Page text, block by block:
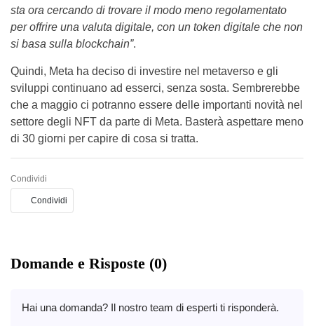
sta ora cercando di trovare il modo meno regolamentato
per offrire una valuta digitale, con un token digitale che non
si basa sulla blockchain”.
Quindi, Meta ha deciso di investire nel metaverso e gli
sviluppi continuano ad esserci, senza sosta. Sembrerebbe
che a maggio ci potranno essere delle importanti novità nel
settore degli NFT da parte di Meta. Basterà aspettare meno
di 30 giorni per capire di cosa si tratta.
Condividi
Condividi
Domande e Risposte (0)
Hai una domanda? Il nostro team di esperti ti risponderà.